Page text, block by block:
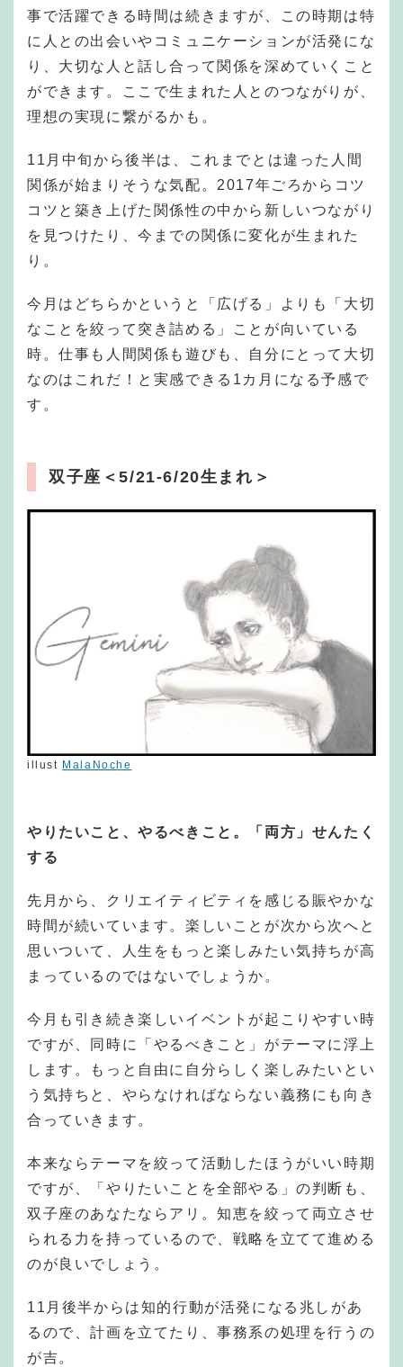
事で活躍できる時間は続きますが、この時期は特
に人との出会いやコミュニケーションが活発にな
り、大切な人と話し合って関係を深めていくこと
ができます。ここで生まれた人とのつながりが、
理想の実現に繋がるかも。
11月中旬から後半は、これまでとは違った人間
関係が始まりそうな気配。2017年ごろからコツ
コツと築き上げた関係性の中から新しいつながり
を見つけたり、今までの関係に変化が生まれた
り。
今月はどちらかというと「広げる」よりも「大切
なことを絞って突き詰める」ことが向いている
時。仕事も人間関係も遊びも、自分にとって大切
なのはこれだ！と実感できる1カ月になる予感で
す。
双子座 ＜5/21-6/20生まれ＞
illust MalaNoche
やりたいこと、やるべきこと。「両方」せんたく
する
先月から、クリエイティビティを感じる賑やかな
時間が続いています。楽しいことが次から次へと
思いついて、人生をもっと楽しみたい気持ちが高
まっているのではないでしょうか。
今月も引き続き楽しいイベントが起こりやすい時
ですが、同時に「やるべきこと」がテーマに浮上
します。もっと自由に自分らしく楽しみたいとい
う気持ちと、やらなければならない義務にも向き
合っていきます。
本来ならテーマを絞って活動したほうがいい時期
ですが、「やりたいことを全部やる」の判断も、
双子座のあなたならアリ。知恵を絞って両立させ
られる力を持っているので、戦略を立てて進める
のが良いでしょう。
11月後半からは知的行動が活発になる兆しがあ
るので、計画を立てたり、事務系の処理を行うの
が吉。